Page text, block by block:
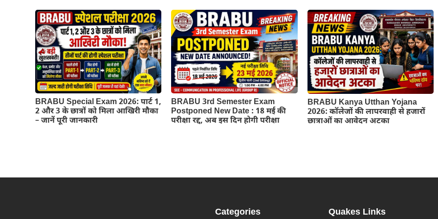
BRABU Special Exam 2026: पार्ट 1,
2 और 3 के छात्रों को मिला आखिरी मौका
– जानें पूरी जानकारी
BRABU 3rd Semester Exam
Postponed New Date : 18 मई की
परीक्षा रद्द, अब इस दिन होगी परीक्षा
BRABU Kanya Utthan Yojana
2026: कॉलेजों की लापरवाही से हजारों
छात्राओं का आवेदन अटका
Categories Quakes Links